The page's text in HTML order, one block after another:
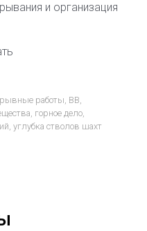
и организация
работы, ВВ,
, горное дело,
, углубка стволов шахт